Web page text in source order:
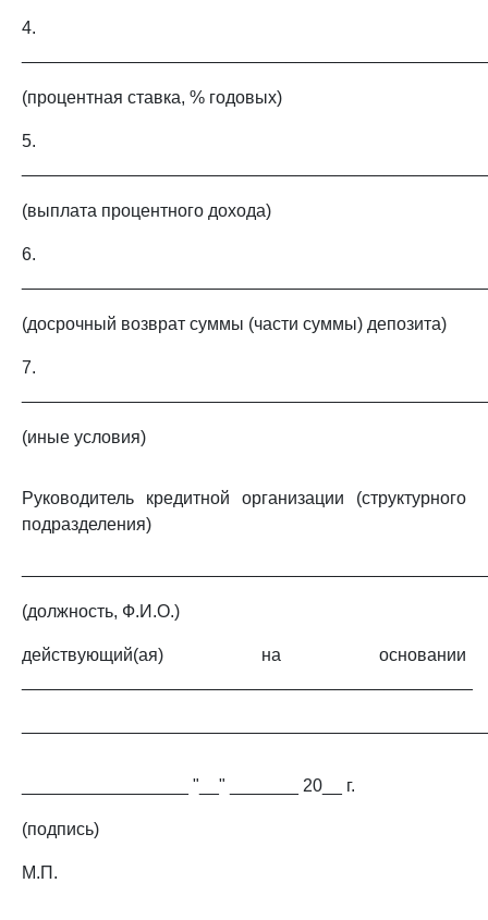
4.
(процентная ставка, % годовых)
5.
(выплата процентного дохода)
6.
(досрочный возврат суммы (части суммы) депозита)
7.
(иные условия)
Руководитель кредитной организации (структурного
подразделения)
(должность, Ф.И.О.)
действующий(ая) на основании
_________________ "__" _______ 20__ г.
(подпись)
М.П.